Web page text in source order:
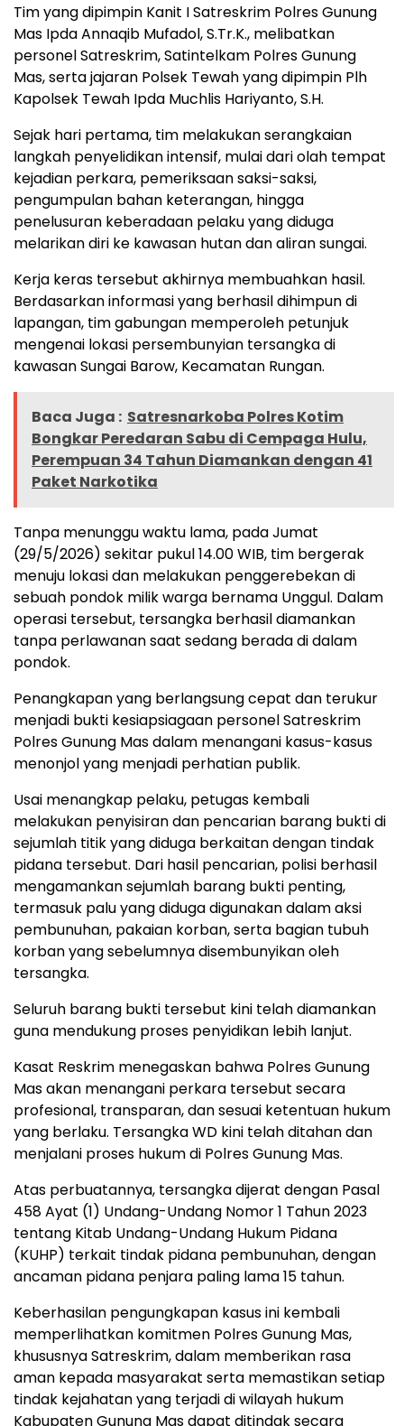
Tim yang dipimpin Kanit I Satreskrim Polres Gunung
Mas Ipda Annaqib Mufadol, S.Tr.K., melibatkan
personel Satreskrim, Satintelkam Polres Gunung
Mas, serta jajaran Polsek Tewah yang dipimpin Plh
Kapolsek Tewah Ipda Muchlis Hariyanto, S.H.
Sejak hari pertama, tim melakukan serangkaian
langkah penyelidikan intensif, mulai dari olah tempat
kejadian perkara, pemeriksaan saksi-saksi,
pengumpulan bahan keterangan, hingga
penelusuran keberadaan pelaku yang diduga
melarikan diri ke kawasan hutan dan aliran sungai.
Kerja keras tersebut akhirnya membuahkan hasil.
Berdasarkan informasi yang berhasil dihimpun di
lapangan, tim gabungan memperoleh petunjuk
mengenai lokasi persembunyian tersangka di
kawasan Sungai Barow, Kecamatan Rungan.
Baca Juga : Satresnarkoba Polres Kotim
Bongkar Peredaran Sabu di Cempaga Hulu,
Perempuan 34 Tahun Diamankan dengan 41
Paket Narkotika
Tanpa menunggu waktu lama, pada Jumat
(29/5/2026) sekitar pukul 14.00 WIB, tim bergerak
menuju lokasi dan melakukan penggerebekan di
sebuah pondok milik warga bernama Unggul. Dalam
operasi tersebut, tersangka berhasil diamankan
tanpa perlawanan saat sedang berada di dalam
pondok.
Penangkapan yang berlangsung cepat dan terukur
menjadi bukti kesiapsiagaan personel Satreskrim
Polres Gunung Mas dalam menangani kasus-kasus
menonjol yang menjadi perhatian publik.
Usai menangkap pelaku, petugas kembali
melakukan penyisiran dan pencarian barang bukti di
sejumlah titik yang diduga berkaitan dengan tindak
pidana tersebut. Dari hasil pencarian, polisi berhasil
mengamankan sejumlah barang bukti penting,
termasuk palu yang diduga digunakan dalam aksi
pembunuhan, pakaian korban, serta bagian tubuh
korban yang sebelumnya disembunyikan oleh
tersangka.
Seluruh barang bukti tersebut kini telah diamankan
guna mendukung proses penyidikan lebih lanjut.
Kasat Reskrim menegaskan bahwa Polres Gunung
Mas akan menangani perkara tersebut secara
profesional, transparan, dan sesuai ketentuan hukum
yang berlaku. Tersangka WD kini telah ditahan dan
menjalani proses hukum di Polres Gunung Mas.
Atas perbuatannya, tersangka dijerat dengan Pasal
458 Ayat (1) Undang-Undang Nomor 1 Tahun 2023
tentang Kitab Undang-Undang Hukum Pidana
(KUHP) terkait tindak pidana pembunuhan, dengan
ancaman pidana penjara paling lama 15 tahun.
Keberhasilan pengungkapan kasus ini kembali
memperlihatkan komitmen Polres Gunung Mas,
khususnya Satreskrim, dalam memberikan rasa
aman kepada masyarakat serta memastikan setiap
tindak kejahatan yang terjadi di wilayah hukum
Kabupaten Gunung Mas dapat ditindak secara